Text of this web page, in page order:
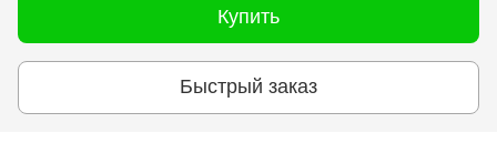
Купить
Быстрый заказ